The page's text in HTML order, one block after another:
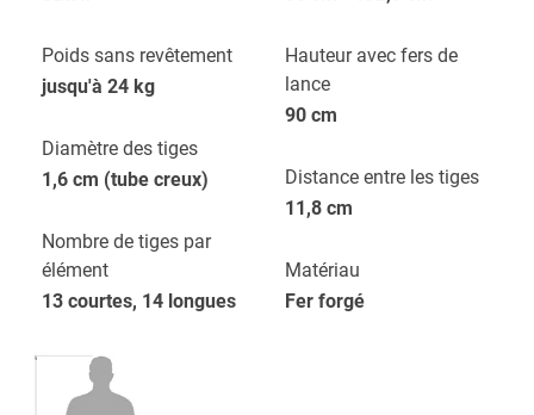
Poids sans revêtement
jusqu'à 24 kg
Diamètre des tiges
1,6 cm (tube creux)
Nombre de tiges par
élément
13 courtes, 14 longues
Hauteur avec fers de
lance
90 cm
Distance entre les tiges
11,8 cm
Matériau
Fer forgé